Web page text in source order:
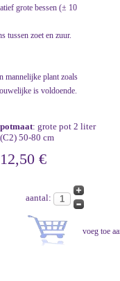
grote bessen (± 10
tussen zoet en zuur.
mannelijke plant zoals
is voldoende.
potmaat: grote pot 2 liter
(C2) 50-80 cm
12,50 €
aantal: